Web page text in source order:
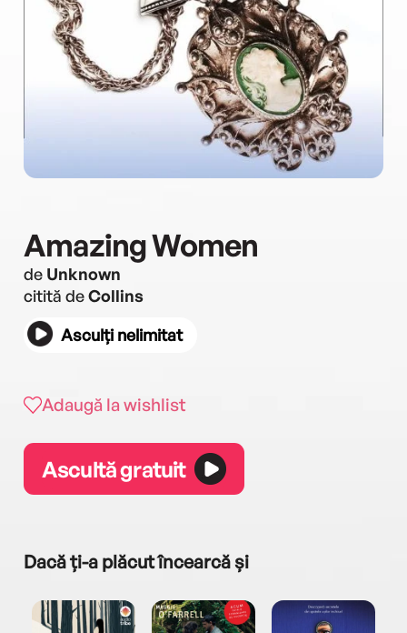
Amazing Women
de Unknown
citită deCollins
Asculți nelimitat
Adaugă la wishlist
Ascultă gratuit
Dacă ți-a plăcut încearcă și